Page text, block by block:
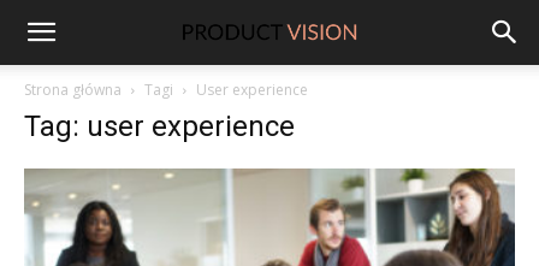
ProductVision
Strona główna Tagi User experience
Tag: user experience